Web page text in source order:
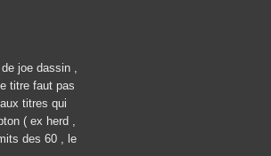
joe dassin ,
titre faut pas
titres qui
( ex herd ,
des 60 , le